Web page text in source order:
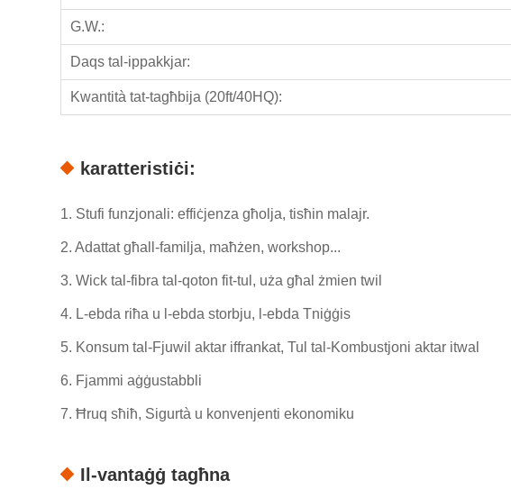
G.W.:
Daqs tal-ippakkjar:
Kwantità tat-tagħbija (20ft/40HQ):
karatteristiċi:
1. Stufi funzjonali: effiċjenza għolja, tisħin malajr.
2. Adattat għall-familja, maħżen, workshop...
3. Wick tal-fibra tal-qoton fit-tul, uża għal żmien twil
4. L-ebda riħa u l-ebda storbju, l-ebda Tniġġis
5. Konsum tal-Fjuwil aktar iffrankat, Tul tal-Kombustjoni aktar itwal
6. Fjammi aġġustabbli
7. Ħruq sħiħ, Sigurtà u konvenjenti ekonomiku
Il-vantaġġ tagħna